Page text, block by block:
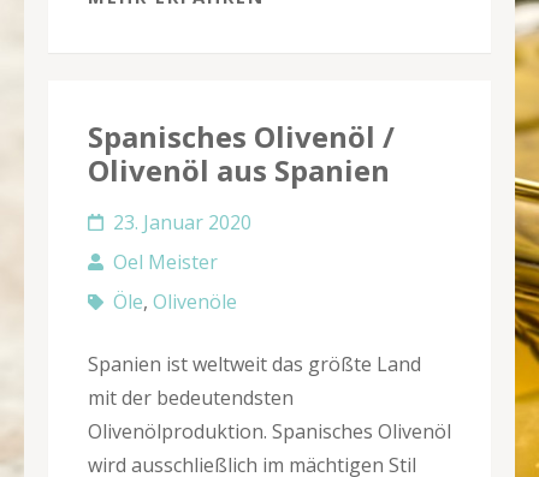
Spanisches Olivenöl /
Olivenöl aus Spanien
23. Januar 2020
Oel Meister
Öle, Olivenöle
Spanien ist weltweit das größte Land
mit der bedeutendsten
Olivenölproduktion. Spanisches Olivenöl
wird ausschließlich im mächtigen Stil